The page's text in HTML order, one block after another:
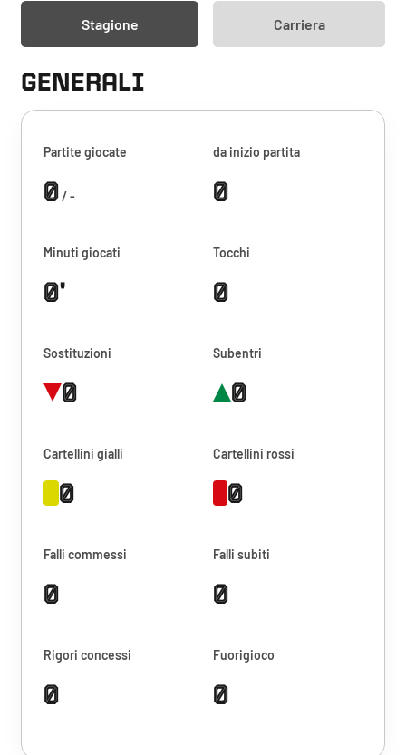
Stagione Carriera
GENERALI
Partite giocate
0/ -
da inizio partita
0
Minuti giocati
0'
Tocchi
0
Sostituzioni
0
Subentri
0
Cartellini gialli
0
Cartellini rossi
0
Falli commessi
0
Falli subiti
0
Rigori concessi
0
Fuorigioco
0